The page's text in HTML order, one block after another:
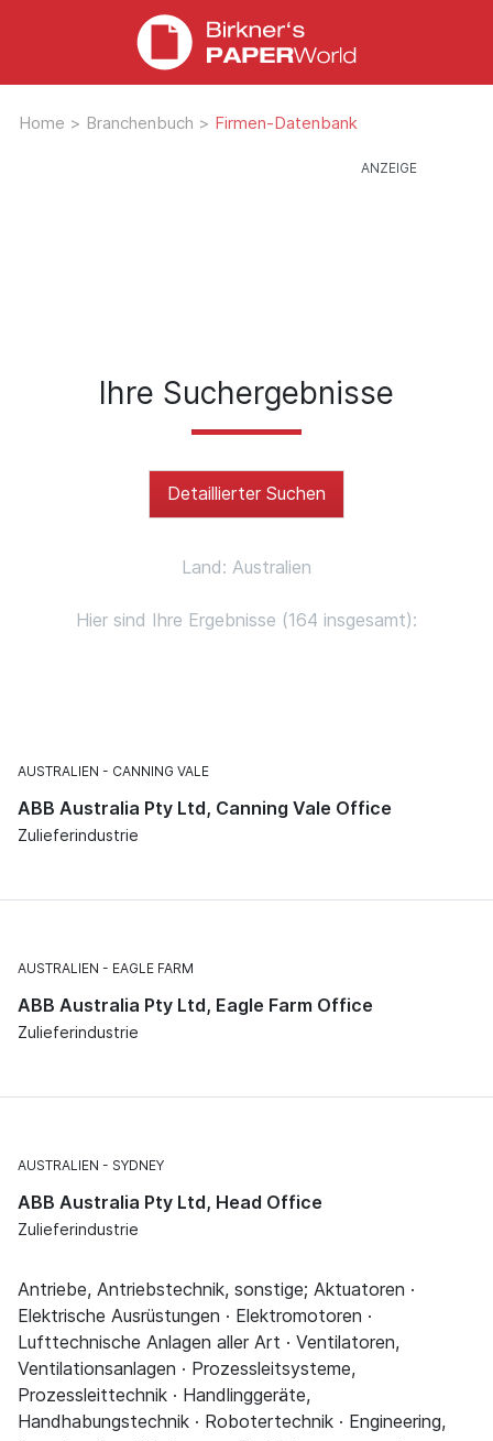
Home > Branchenbuch > Firmen-Datenbank
Ihre Suchergebnisse
Detaillierter Suchen
Land: Australien
Hier sind Ihre Ergebnisse (164 insgesamt):
AUSTRALIEN CANNING VALE
ABB Australia Pty Ltd, Canning Vale Office
Zulieferindustrie
AUSTRALIEN EAGLE FARM
ABB Australia Pty Ltd, Eagle Farm Office
Zulieferindustrie
AUSTRALIEN SYDNEY
ABB Australia Pty Ltd, Head Office
Zulieferindustrie
Antriebe, Antriebstechnik, sonstige; Aktuatoren ·
Elektrische Ausrüstungen · Elektromotoren ·
Lufttechnische Anlagen aller Art · Ventilatoren,
Ventilationsanlagen · Prozessleitsysteme,
Prozessleittechnik · Handlinggeräte,
Handhabungstechnik · Robotertechnik · Engineering,